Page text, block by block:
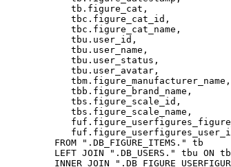
tb
".DB_USERS." tbu ON
".DB_FIGURE_USERFIGURES."